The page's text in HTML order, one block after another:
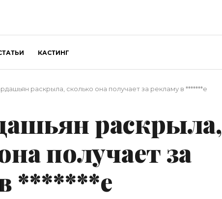
КАСТИНГ
раскрыла, сколько она получает за рекламу в *******е
раскрыла,
получает за
*******е